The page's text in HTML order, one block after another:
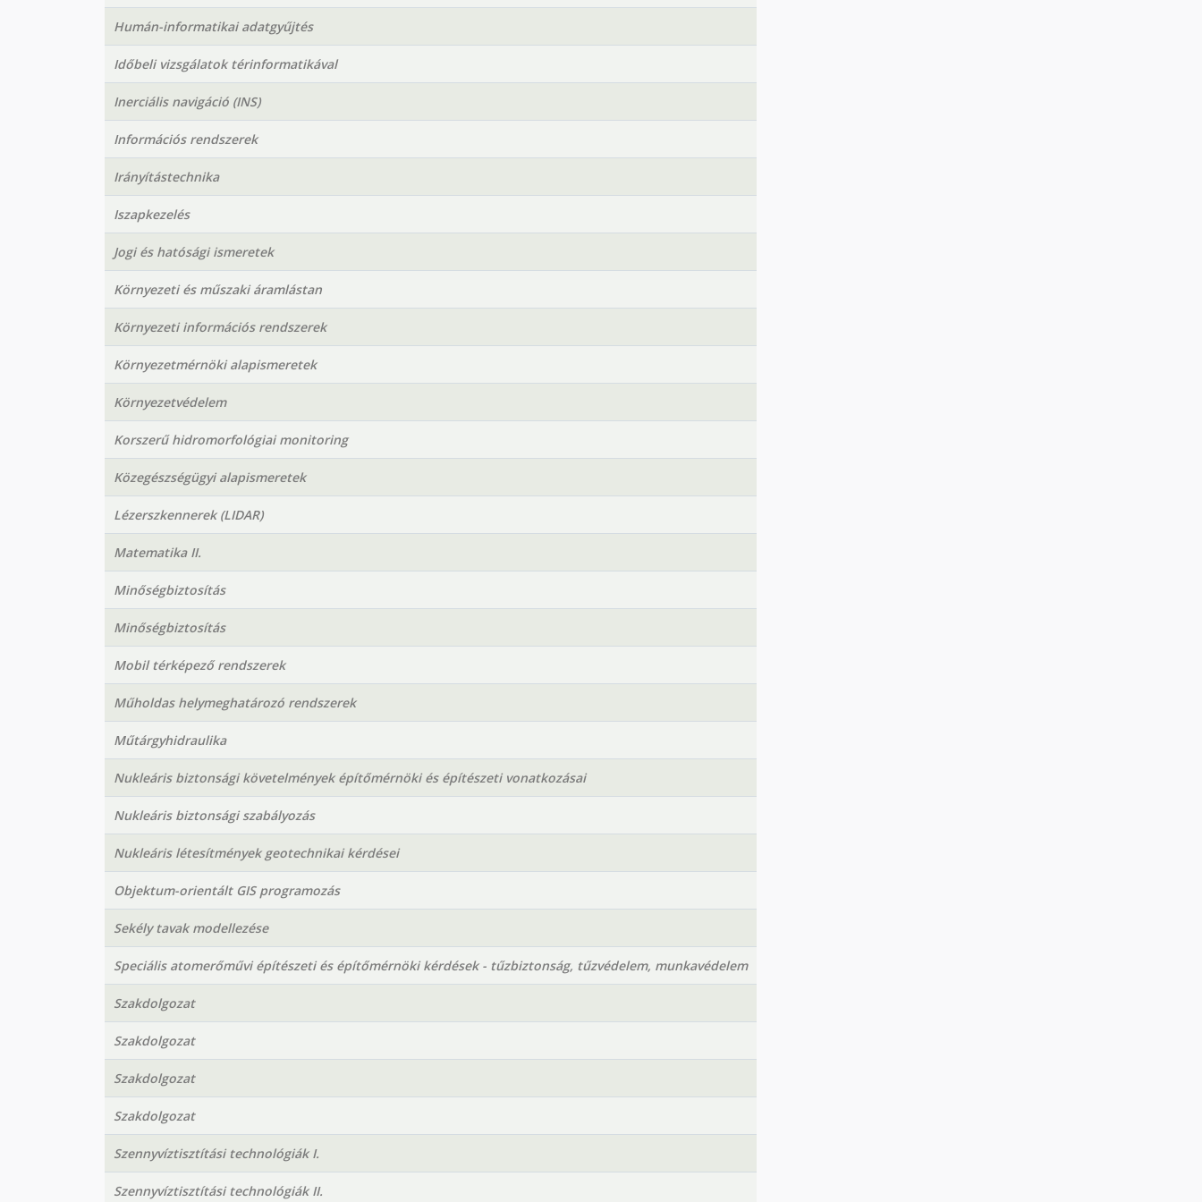
Humán-informatikai adatgyűjtés
Időbeli vizsgálatok térinformatikával
Inerciális navigáció (INS)
Információs rendszerek
Irányítástechnika
Iszapkezelés
Jogi és hatósági ismeretek
Környezeti és műszaki áramlástan
Környezeti információs rendszerek
Környezetmérnöki alapismeretek
Környezetvédelem
Korszerű hidromorfológiai monitoring
Közegészségügyi alapismeretek
Lézerszkennerek (LIDAR)
Matematika II.
Minőségbiztosítás
Minőségbiztosítás
Mobil térképező rendszerek
Műholdas helymeghatározó rendszerek
Műtárgyhidraulika
Nukleáris biztonsági követelmények építőmérnöki és építészeti vonatkozásai
Nukleáris biztonsági szabályozás
Nukleáris létesítmények geotechnikai kérdései
Objektum-orientált GIS programozás
Sekély tavak modellezése
Speciális atomerőművi építészeti és építőmérnöki kérdések - tűzbiztonság, tűzvédelem, munkavédelem
Szakdolgozat
Szakdolgozat
Szakdolgozat
Szakdolgozat
Szennyvíztisztítási technológiák I.
Szennyvíztisztítási technológiák II.